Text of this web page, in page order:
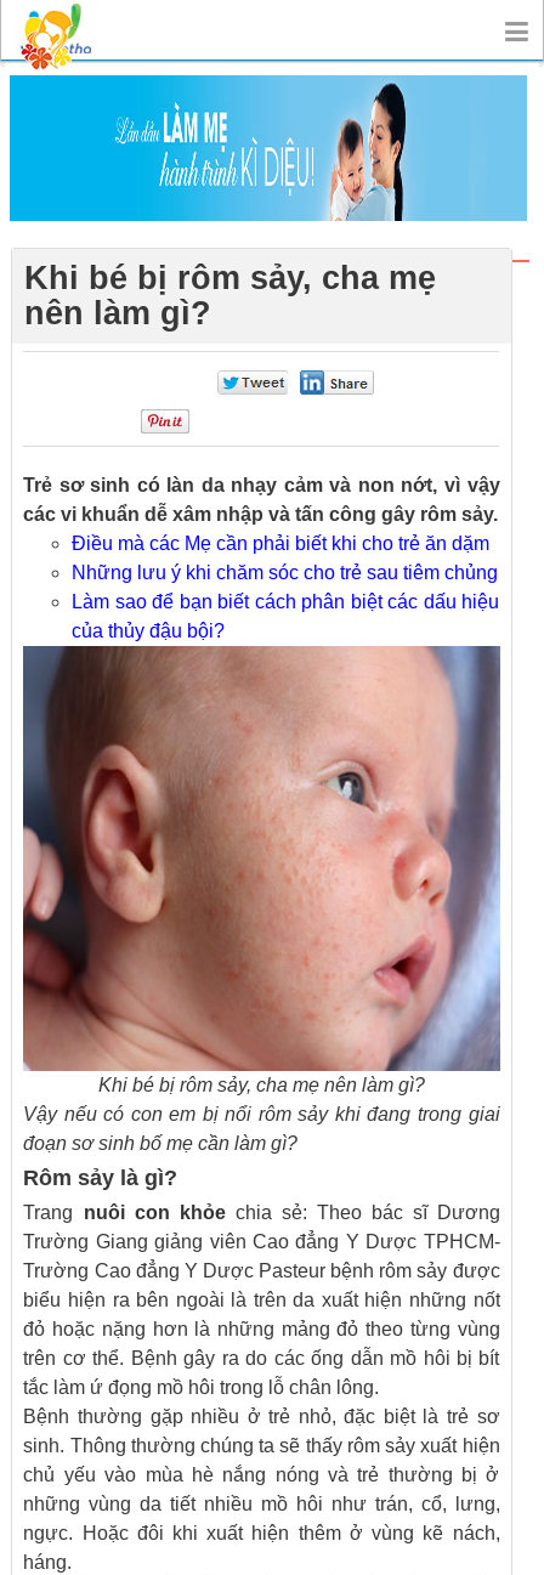
Khi bé bị rôm sảy, cha mẹ
nên làm gì?
0
Trẻ sơ sinh có làn da nhạy cảm và non nớt, vì vậy
các vi khuẩn dễ xâm nhập và tấn công gây rôm sảy.
Điều mà các Mẹ cần phải biết khi cho trẻ ăn dặm
Những lưu ý khi chăm sóc cho trẻ sau tiêm chủng
Làm sao để bạn biết cách phân biệt các dấu hiệu
của thủy đậu bội?
Khi bé bị rôm sảy, cha mẹ nên làm gì?
Vậy nếu có con em bị nổi rôm sảy khi đang trong giai
đoạn sơ sinh bố mẹ cần làm gì?
Rôm sảy là gì?
Trang nuôi con khỏechia sẻ: Theo bác sĩ Dương
Trường Giang giảng viên Cao đẳng Y Dược TPHCM-
Trường Cao đẳng Y Dược Pasteur bệnh rôm sảy được
biểu hiện ra bên ngoài là trên da xuất hiện những nốt
đỏ hoặc nặng hơn là những mảng đỏ theo từng vùng
trên cơ thể. Bệnh gây ra do các ống dẫn mồ hôi bị bít
tắc làm ứ đọng mồ hôi trong lỗ chân lông.
Bệnh thường gặp nhiều ở trẻ nhỏ, đặc biệt là trẻ sơ
sinh. Thông thường chúng ta sẽ thấy rôm sảy xuất hiện
chủ yếu vào mùa hè nắng nóng và trẻ thường bị ở
những vùng da tiết nhiều mồ hôi như trán, cổ, lưng,
ngực. Hoặc đôi khi xuất hiện thêm ở vùng kẽ nách,
háng.